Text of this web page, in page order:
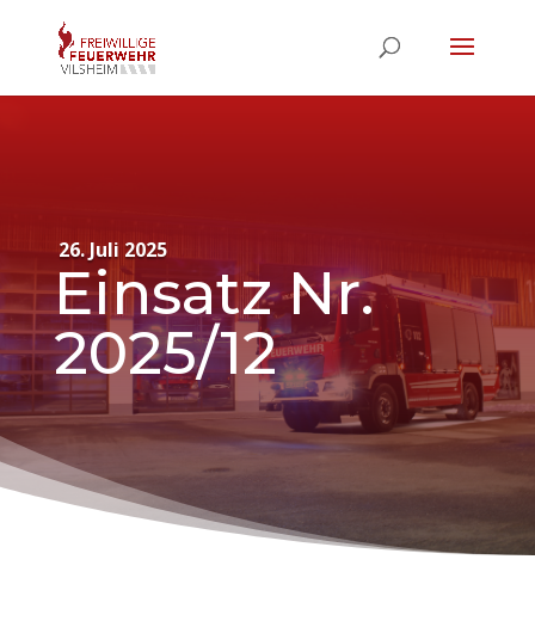
26. Juli 2025
Einsatz Nr.
2025/12